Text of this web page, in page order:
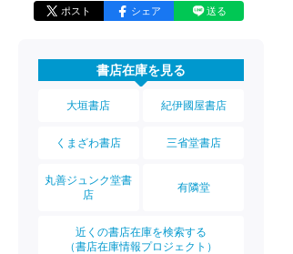
ポスト シェア 送る
書店在庫を見る
大垣書店 紀伊國屋書店
くまざわ書店 三省堂書店
丸善ジュンク堂書
店
有隣堂
近くの書店在庫を検索する
（書店在庫情報プロジェクト）